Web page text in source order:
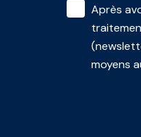
Après
moyens